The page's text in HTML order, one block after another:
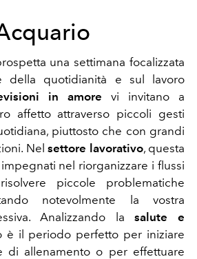
una settimana focalizzata
della quotidianità e sul lavoro
in amore vi invitano a
affetto attraverso piccoli gesti
piuttosto che con grandi
Nel settore lavorativo, questa
nel riorganizzare i flussi
piccole problematiche
notevolmente la vostra
Analizzando lasalute e
è il periodo perfetto per iniziare
di allenamento o per effettuare